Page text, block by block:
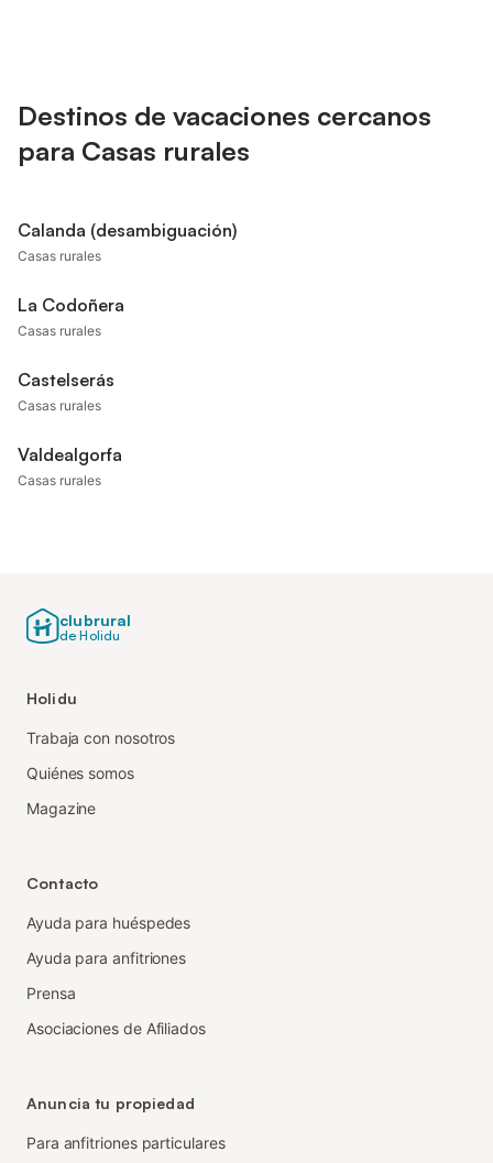
Destinos de vacaciones cercanos
para Casas rurales
Calanda (desambiguación)
Casas rurales
La Codoñera
Casas rurales
Castelserás
Casas rurales
Valdealgorfa
Casas rurales
clubrural
de Holidu
Holidu
Trabaja con nosotros
Quiénes somos
Magazine
Contacto
Ayuda para huéspedes
Ayuda para anfitriones
Prensa
Asociaciones de Afiliados
Anuncia tu propiedad
Para anfitriones particulares